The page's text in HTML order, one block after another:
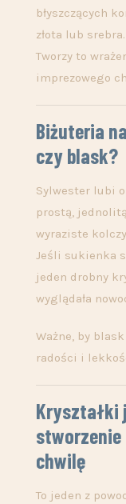
błyszczących
złota lub srebra.
Tworzy to
imprezowego
Biżuteria
czy blask?
Sylwester lubi
prostą,
wyraziste
Jeśli sukienka
jeden drobny
wyglądała
Ważne, by
radości i
Kryształki
chwilę
To jeden z